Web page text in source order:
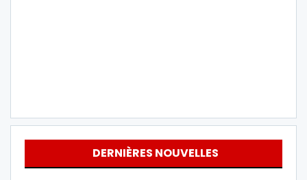
DERNIÈRES NOUVELLES